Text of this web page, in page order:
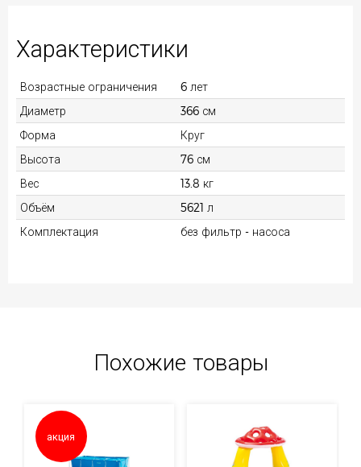
Характеристики
Возрастные ограничения
6 лет
Диаметр
366 см
Форма
Круг
Высота
76 см
Вес
13.8 кг
Объём
5621 л
Комплектация
без фильтр - насоса
Похожие товары
акция